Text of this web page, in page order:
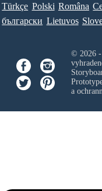
Türkçe Polski Româna
български Lietuvos
© 2026 -
a